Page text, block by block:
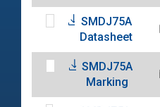
SMDJ75A
Datasheet
SMDJ75A
Marking